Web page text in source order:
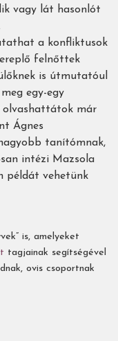
vagy lát hasonlót
a konfliktusok
felnőttek
is útmutatóul
egy-egy
olvashattátok már
Ágnes
tanítómnak,
intézi Mazsola
példát vehetünk
is, amelyeket
tagjainak segítségével
ovis csoportnak